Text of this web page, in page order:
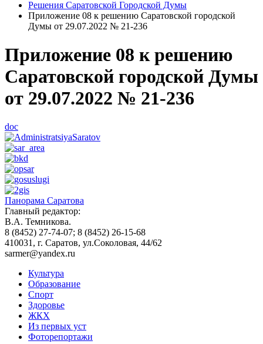
Решения Саратовской Городской Думы
Приложение 08 к решению Саратовской городской
Думы от 29.07.2022 № 21-236
Приложение 08 к решению
Саратовской городской Думы
от 29.07.2022 № 21-236
doc
Панорама Саратова
Главный редактор:
В.А. Темникова.
8 (8452) 27-74-07; 8 (8452) 26-15-68
410031, г. Саратов, ул.Соколовая, 44/62
sarmer@yandex.ru
Культура
Образование
Спорт
Здоровье
ЖКХ
Из пеpвых уст
Фоторепортажи